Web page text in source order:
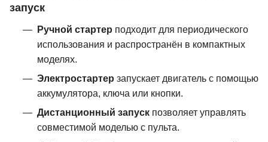
запуск
Ручной стартер подходит для периодического
использования и распространён в компактных
моделях.
Электростартер запускает двигатель с помощью
аккумулятора, ключа или кнопки.
Дистанционный запуск позволяет управлять
совместимой моделью с пульта.